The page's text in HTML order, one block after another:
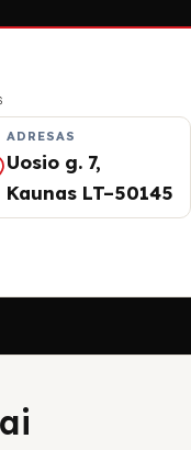
ADRESAS
Uosio g. 7,
Kaunas LT–50145